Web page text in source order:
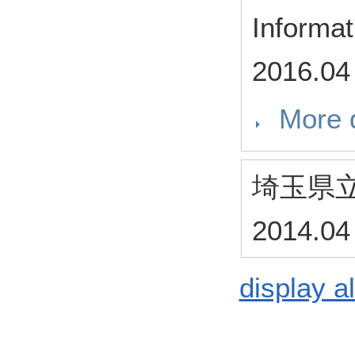
2016.04
More
埼玉県
2014.04
display